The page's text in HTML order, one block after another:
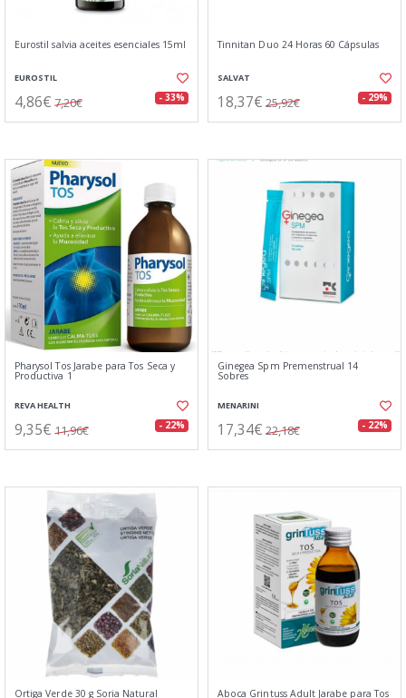
Eurostil salvia aceites esenciales 15ml
EUROSTIL
4,86€ 7,20€ - 33%
Tinnitan Duo 24 Horas 60 Cápsulas
SALVAT
18,37€ 25,92€ - 29%
Pharysol Tos Jarabe para Tos Seca y
Productiva 1
REVA HEALTH
9,35€ 11,96€ - 22%
Ginegea Spm Premenstrual 14
Sobres
MENARINI
17,34€ 22,18€ - 22%
Ortiga Verde 30 g Soria Natural Aboca Grintuss Adult Jarabe para Tos